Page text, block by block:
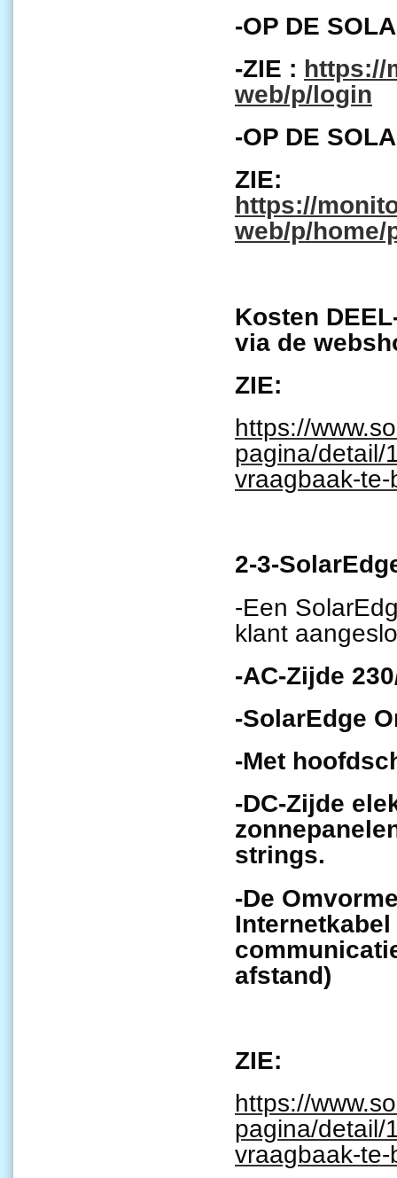
-OP DE
-ZIE : https://
web/p/login
-OP DE
ZIE:
https://
web/p/
Kosten
via de
ZIE:
https://
pagina/detail/
vraagbaak-
2-3-
-Een
klant
-AC-Zijde
-SolarEdge
-Met
-DC-Zijde
strings.
-De
afstand)
ZIE:
https://
pagina/detail/
vraagbaak-